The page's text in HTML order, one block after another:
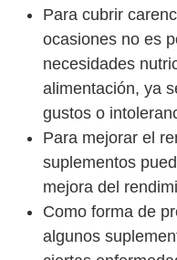
Para cubrir
ocasiones no es
necesidades
alimentación, ya
gustos o
Para mejorar el
suplementos
mejora del
Como forma de
algunos